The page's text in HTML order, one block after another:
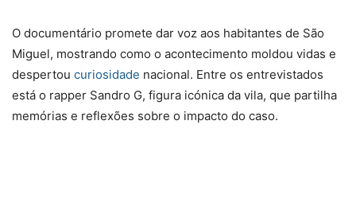
O documentário promete dar voz aos habitantes de São
Miguel, mostrando como o acontecimento moldou vidas e
despertou curiosidade nacional. Entre os entrevistados
está o rapper Sandro G, figura icónica da vila, que partilha
memórias e reflexões sobre o impacto do caso.